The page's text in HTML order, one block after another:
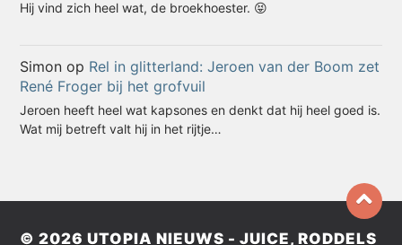
Hij vind zich heel wat, de broekhoester. 😝
Simon op Rel in glitterland: Jeroen van der Boom zet
René Froger bij het grofvuil
Jeroen heeft heel wat kapsones en denkt dat hij heel goed is.
Wat mij betreft valt hij in het rijtje…
© 2026UTOPIA NIEUWS - JUICE, RODDELS